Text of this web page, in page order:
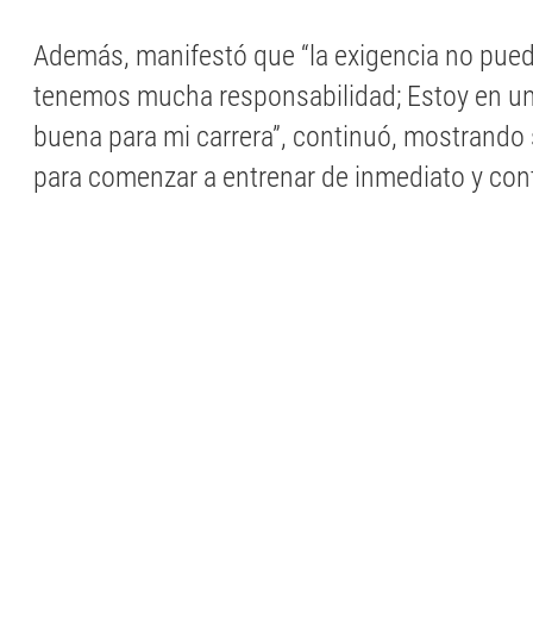
Además, manifestó que “la exigencia no
tenemos mucha responsabilidad; Estoy en
buena para mi carrera”, continuó,
para comenzar a entrenar de inmediato y